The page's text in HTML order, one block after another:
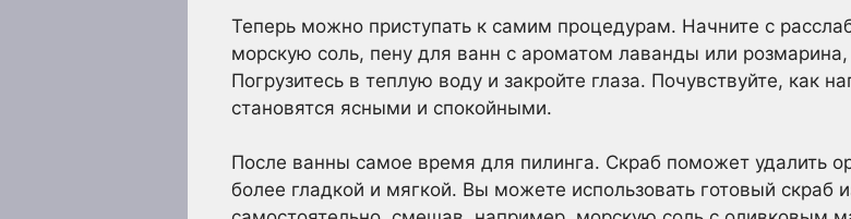
Теперь можно приступать к самим процедурам. Начните с
морскую соль, пену для ванн с ароматом лаванды или
Погрузитесь в теплую воду и закройте глаза. Почувствуйте, как
становятся ясными и спокойными.
После ванны самое время для пилинга. Скраб поможет удалить
более гладкой и мягкой. Вы можете использовать готовый скраб